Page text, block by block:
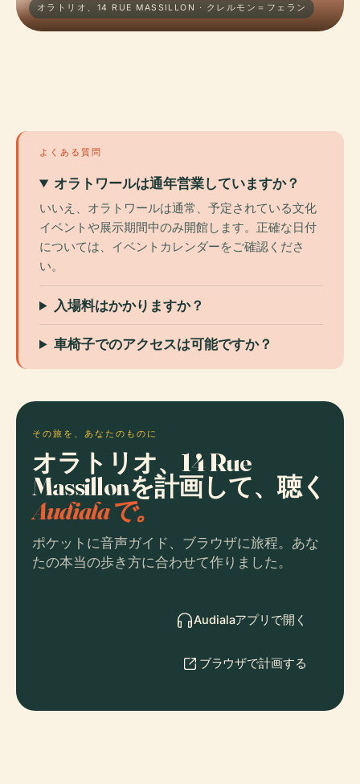
オラトリオ、14 RUE MASSILLON · クレルモン＝フェラン
よくある質問
オラトワールは通年営業していますか？
いいえ、オラトワールは通常、予定されている文化
イベントや展示期間中のみ開館します。正確な日付
については、イベントカレンダーをご確認くださ
い。
入場料はかかりますか？
車椅子でのアクセスは可能ですか？
その旅を、あなたのものに
オラトリオ、14 Rue
Massillonを計画して、聴く
Audialaで。
ポケットに音声ガイド、ブラウザに旅程。あな
たの本当の歩き方に合わせて作りました。
Audialaアプリで開く
ブラウザで計画する